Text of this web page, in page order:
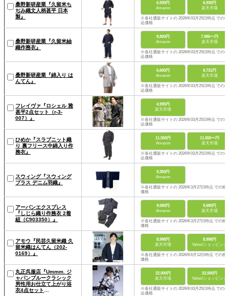
桑野新研産業『久留米ち
ぢみ織文人柄甚平 日本
製』
6,930円
Amazon
6,930円
楽天市場
※各社通販サイトの 2026年03月25日時点 での税
込価格
桑野新研産業『久留米紬
織作務衣』
8,800円
Amazon
7,986〜円
楽天市場
※各社通販サイトの 2026年03月25日時点 での税
込価格
桑野新研産業『綿入り は
んてん』
6,600円
Amazon
8,731円
楽天市場
※各社通販サイトの 2026年03月25日時点 での税
込価格
フレイヴァ『ロシェル 雅
甚平2点セット（r-3-
007）』
4,995円
楽天市場
※各社通販サイトの 2026年03月25日時点 での税
込価格
ひめか『スラブニット織
り 裏フリース中綿入り作
務衣』
11,550円
Amazon
11,550〜円
楽天市場
※各社通販サイトの 2026年03月25日時点 での税
込価格
スウィング『スウィング
プラス デニム羽織』
9,350円
Amazon
※各社通販サイトの 2026年3月27日時点 での税
価格
アーバンエクスプレス
『しじら織り作務衣 2着
組（C903350）』
9,680円
Amazon
9,680円
楽天市場
※各社通販サイトの 2026年3月27日時点 での税
価格
アモウ『民芸久留米織 久
留米織はんてん（202-
0169）』
8,998円
楽天市場
8,998円
Yahoo!ショッピング
※各社通販サイトの 2026年6月12日時点 での税
価格
丸正呉服店『Ummm. ジ
ャパンブルークラシック
男性用お仕立て上がり浴
衣4点セット
22,000円
楽天市場
22,000円
Yahoo!ショッピング
※各社通販サイトの 2026年03月25日時点 での税
込価格